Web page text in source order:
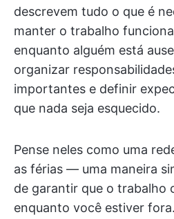
descrevem tudo o que é
manter o trabalho
enquanto alguém está
organizar
importantes e definir
que nada seja esquecido.
Pense neles como uma
as férias — uma maneira
de garantir que o trabalho
enquanto você estiver